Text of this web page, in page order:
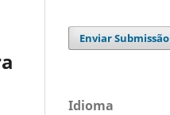
Enviar Submissão
Idioma